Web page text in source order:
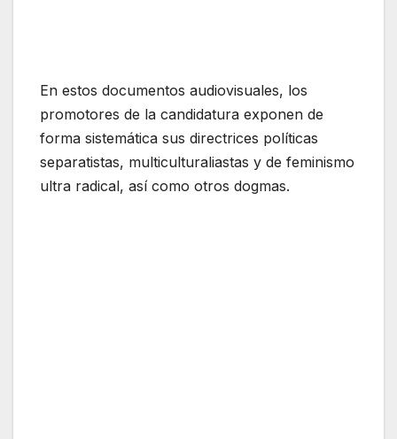
En estos documentos audiovisuales, los
promotores de la candidatura exponen de
forma sistemática sus directrices políticas
separatistas, multiculturaliastas y de feminismo
ultra radical, así como otros dogmas.